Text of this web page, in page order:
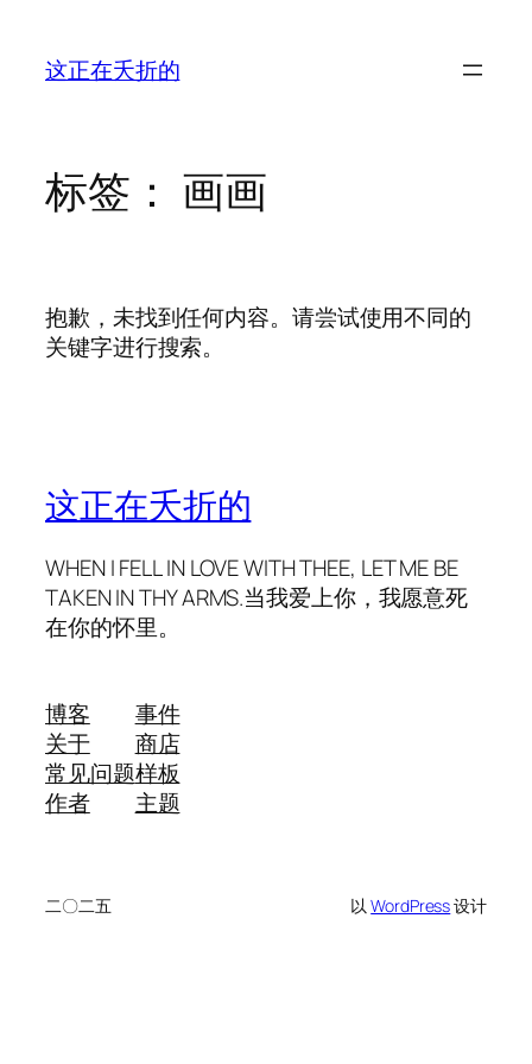
这正在夭折的
标签： 画画
抱歉，未找到任何内容。请尝试使用不同的
关键字进行搜索。
这正在夭折的
WHEN I FELL IN LOVE WITH THEE, LET ME BE
TAKEN IN THY ARMS.当我爱上你，我愿意死
在你的怀里。
博客
关于
常见问题
作者
事件
商店
样板
主题
二〇二五 以WordPress设计